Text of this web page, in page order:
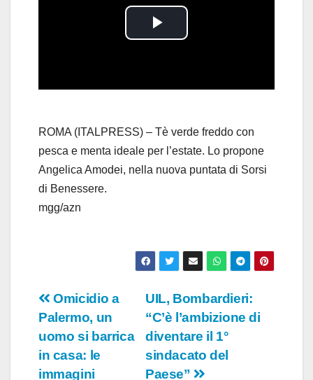
P
y
V
e
o
ROMA (ITALPRESS) – Tè verde freddo con
pesca e menta ideale per l’estate. Lo propone
Angelica Amodei, nella nuova puntata di Sorsi
di Benessere.
mgg/azn
Navigazione
articoli
UIL, Bombardieri:
“C’è l’ambizione di
diventare il 1°
sindacato del
Paese”
Omicidio a
Palermo, un
uomo si barrica
in casa: le
immagini